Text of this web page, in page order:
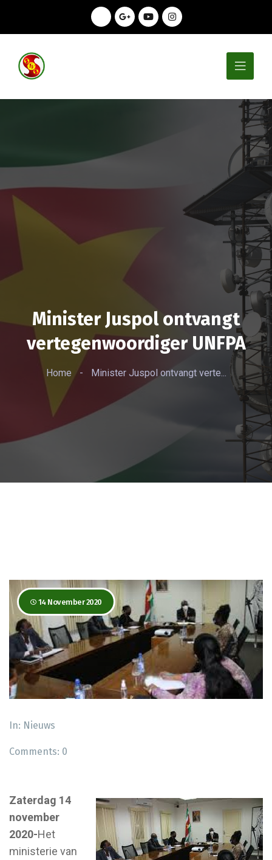
Minister Juspol ontvangt
vertegenwoordiger UNFPA
Home - Minister Juspol ontvangt verte...
14 November 2020
In: Nieuws
Comments: 0
Zaterdag 14
november
2020-Het
ministerie van